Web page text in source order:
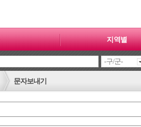
지역별
문자보내기